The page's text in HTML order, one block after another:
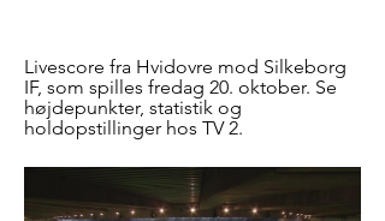
Livescore fra Hvidovre mod Silkeborg
IF, som spilles fredag 20. oktober. Se
højdepunkter, statistik og
holdopstillinger hos TV 2.